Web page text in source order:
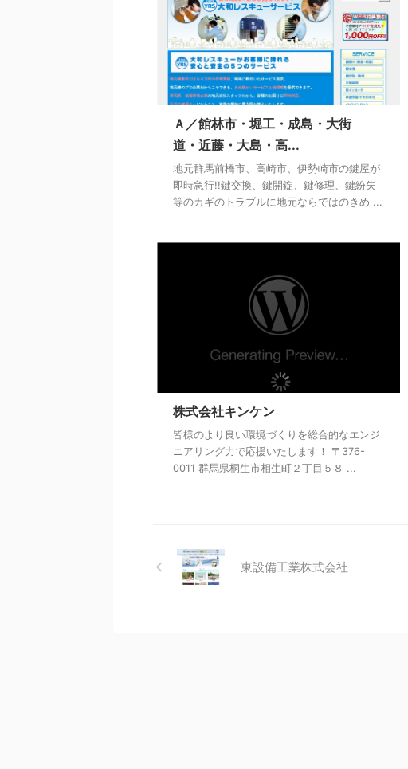
Ａ／館林市・堀工・成島・大街
道・近藤・大島・高...
地元群馬前橋市、高崎市、伊勢崎市の鍵屋が
即時急行!!鍵交換、鍵開錠、鍵修理、鍵紛失
等のカギのトラブルに地元ならではのきめ ...
株式会社キンケン
皆様のより良い環境づくりを総合的なエンジ
ニアリング力で応援いたします！ 〒376-
0011 群馬県桐生市相生町２丁目５８ ...
東設備工業株式会社